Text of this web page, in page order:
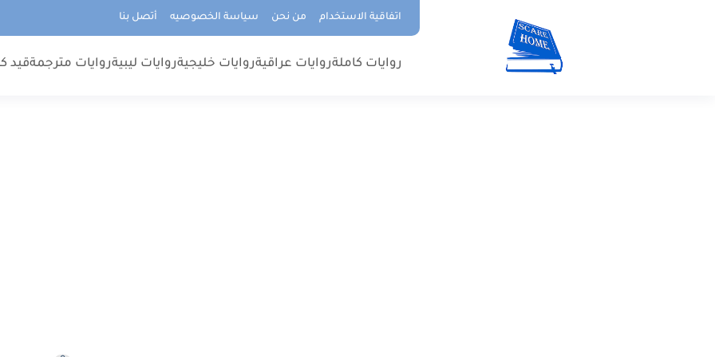
اتفاقية الاستخدام من نحن سياسة الخصوصيه أتصل بنا
روايات كاملةروايات عراقيةروايات خليجيةروايات ليبيةروايات مترجمةقيد